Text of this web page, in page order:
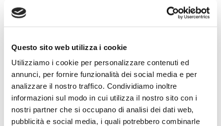
Questo sito web utilizza i cookie
Utilizziamo i cookie per personalizzare contenuti ed
annunci, per fornire funzionalità dei social media e per
analizzare il nostro traffico. Condividiamo inoltre
informazioni sul modo in cui utilizza il nostro sito con i
nostri partner che si occupano di analisi dei dati web,
pubblicità e social media, i quali potrebbero combinarle
” Il nostro modo per dare una mano è
stendere un braccio”
” Trasforma un gesto semplice in un grande
aiuto. Dona sangue e plasma “
Un messaggio che ci rende tutti più consapevoli
di quanto ognuno di noi, grazie alla donazione di
sangue e plasma, contribuisca a tenere in vita il
mondo, perché ognuno di noi è parte di esso.